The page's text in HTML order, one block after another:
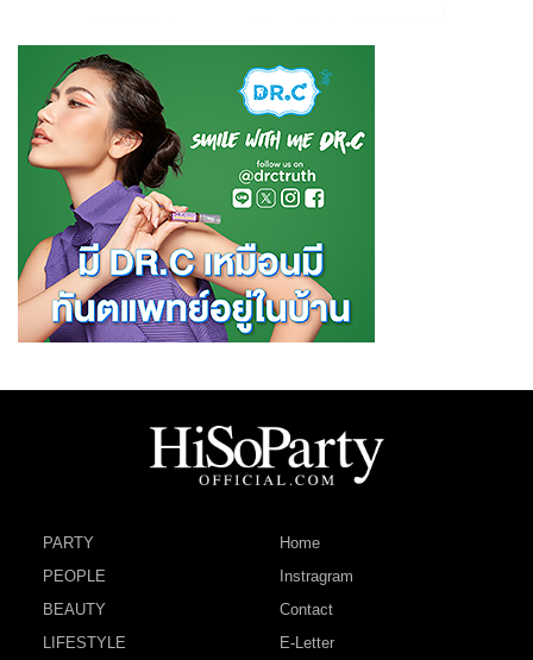
PARTY
PEOPLE
BEAUTY
LIFESTYLE
Home
Instragram
Contact
E-Letter